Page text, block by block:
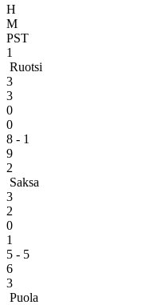
H
M
PST
1
Ruotsi
3
3
0
0
8 - 1
9
2
Saksa
3
2
0
1
5 - 5
6
3
Puola